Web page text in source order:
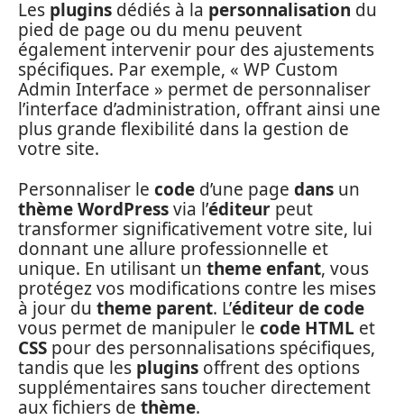
Les plugins dédiés à la personnalisation du
pied de page ou du menu peuvent
également intervenir pour des ajustements
spécifiques. Par exemple, « WP Custom
Admin Interface » permet de personnaliser
l’interface d’administration, offrant ainsi une
plus grande flexibilité dans la gestion de
votre site.
Personnaliser le code d’une page dans un
thème WordPressvia l’éditeur peut
transformer significativement votre site, lui
donnant une allure professionnelle et
unique. En utilisant un theme enfant, vous
protégez vos modifications contre les mises
à jour du theme parent. L’éditeur de code
vous permet de manipuler le code HTML et
CSS pour des personnalisations spécifiques,
tandis que les plugins offrent des options
supplémentaires sans toucher directement
aux fichiers de thème.